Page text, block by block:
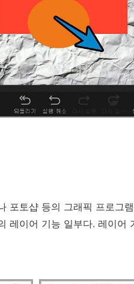
포토샵 등의 그래픽 프로그
레이어 기능 일부다. 레이어